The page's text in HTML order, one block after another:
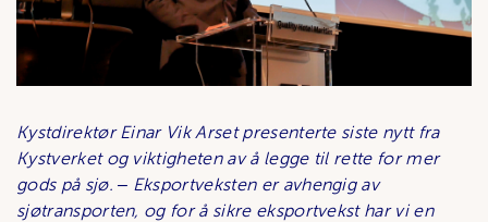
Kystdirektør Einar Vik Arset presenterte siste nytt fra
Kystverket ogviktigheten av å legge til rette for mer
gods på sjø. ‒ Eksportveksten er avhengig av
sjøtransporten, og for å sikre eksportvekst har vi en